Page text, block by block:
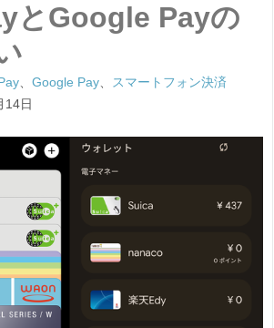
とGoogle Payの
、Google Pay、 スマートフォン決済
14日